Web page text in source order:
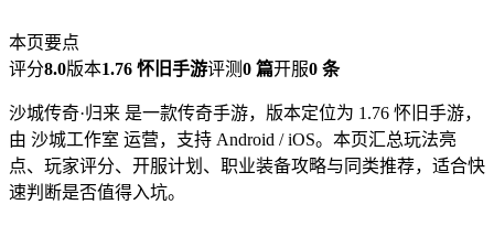
本页要点
评分8.0版本1.76 怀旧手游评测0 篇开服0 条
沙城传奇·归来 是一款传奇手游，版本定位为 1.76 怀旧手游，
由 沙城工作室 运营，支持 Android / iOS。本页汇总玩法亮
点、玩家评分、开服计划、职业装备攻略与同类推荐，适合快
速判断是否值得入坑。